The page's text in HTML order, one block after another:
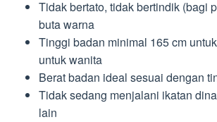
Tidak bertato, tidak bertindik (bagi
buta warna
Tinggi badan minimal 165 cm
untuk wanita
Berat badan ideal sesuai dengan
Tidak sedang menjalani ikatan
lain